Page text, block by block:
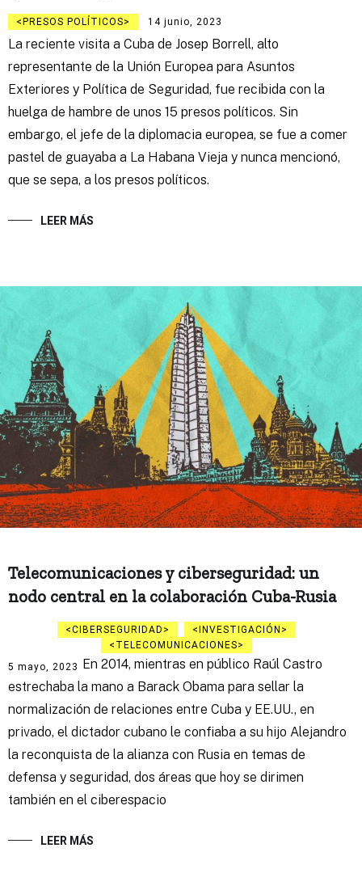
PRESOS POLÍTICOS 14 junio, 2023
La reciente visita a Cuba de Josep Borrell, alto
representante de la Unión Europea para Asuntos
Exteriores y Política de Seguridad, fue recibida con la
huelga de hambre de unos 15 presos políticos. Sin
embargo, el jefe de la diplomacia europea, se fue a comer
pastel de guayaba a La Habana Vieja y nunca mencionó,
que se sepa, a los presos políticos.
LEER MÁS
Telecomunicaciones y ciberseguridad: un
nodo central en la colaboración Cuba-Rusia
CIBERSEGURIDAD
INVESTIGACIÓN
TELECOMUNICACIONES
5 mayo, 2023 En 2014, mientras en público Raúl Castro
estrechaba la mano a Barack Obama para sellar la
normalización de relaciones entre Cuba y EE.UU., en
privado, el dictador cubano le confiaba a su hijo Alejandro
la reconquista de la alianza con Rusia en temas de
defensa y seguridad, dos áreas que hoy se dirimen
también en el ciberespacio
LEER MÁS